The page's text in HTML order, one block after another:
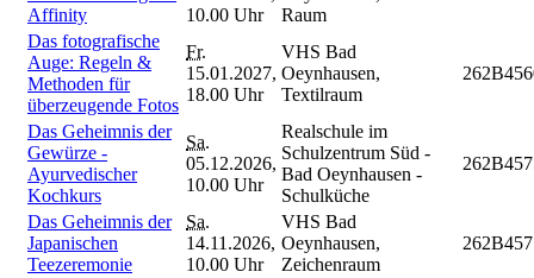
Affinity
10.00 Uhr
Raum
Das fotografische
Auge: Regeln &
Methoden für
überzeugende Fotos
Fr.
15.01.2027,
18.00 Uhr
VHS Bad
Oeynhausen,
Textilraum
Das Geheimnis der
Gewürze -
Ayurvedischer
Kochkurs
Sa.
05.12.2026,
10.00 Uhr
Realschule im
Schulzentrum Süd -
Bad Oeynhausen -
Schulküche
Das Geheimnis der
Japanischen
Teezeremonie
Sa.
14.11.2026,
10.00 Uhr
VHS Bad
Oeynhausen,
Zeichenraum